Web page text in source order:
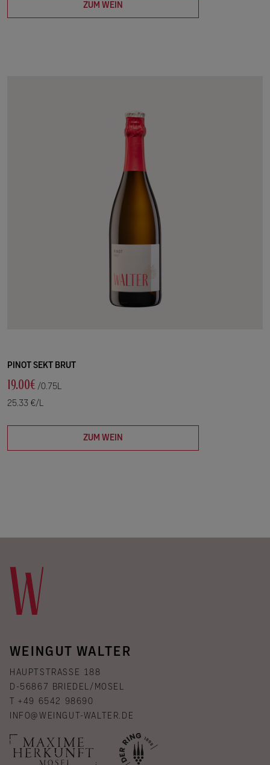
ZUM WEIN
PINOT SEKT BRUT
19.00€ /0.75L
25.33 €/L
ZUM WEIN
WEINGUT WALTER
HAUPTSTRASSE 188
D-56867 BRIEDEL/MOSEL
T +49 6542 98690
INFO@WEINGUT-WALTER.DE